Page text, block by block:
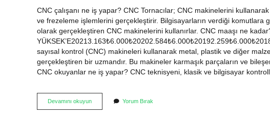
CNC çalışanı ne iş yapar? CNC Tornacılar; CNC makinelerini
ve frezeleme işlemlerini gerçekleştirir. Bilgisayarların verdiği komutlara
olarak gerçekleştiren CNC makinelerini kullanırlar. CNC maaşı ne
sayısal kontrol (CNC) makineleri kullanarak metal, plastik ve diğer
gerçekleştiren bir uzmandır. Bu makineler karmaşık parçaların ve
CNC okuyanlar ne iş yapar? CNC teknisyeni, klasik ve bilgisayar
Devamını okuyunCnc
Işi
Yorum Bırak